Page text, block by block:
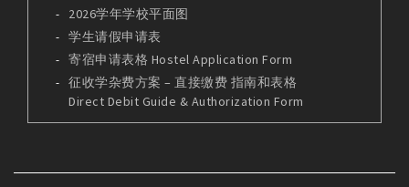
2026学年学校平面图
学生请假申请表
寄宿申请表格 Hostel Application Form
征收学杂费方案 – 直接缴费 指南和表格
Direct Debit Guide & Authorization Form